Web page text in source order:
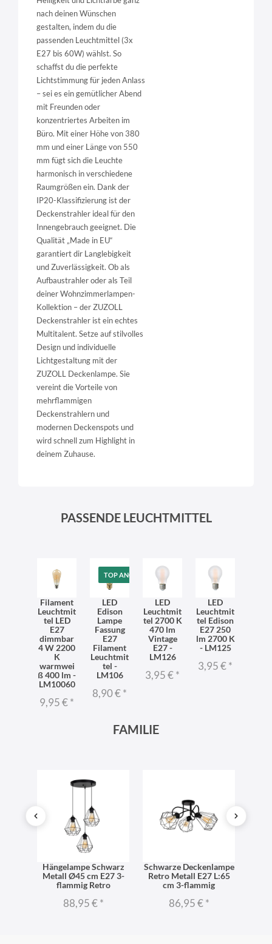
nach deinen Wünschen
gestalten, indem du die
passenden Leuchtmittel (3x
E27 bis 60W) wählst. So
schaffst du die perfekte
Lichtstimmung für jeden Anlass
– sei es ein gemütlicher Abend
mit Freunden oder
konzentriertes Arbeiten im
Büro. Mit einer Höhe von 380
mm und einer Länge von 550
mm fügt sich die Leuchte
harmonisch in verschiedene
Raumgrößen ein. Dank der
IP20-Klassifizierung ist der
Deckenstrahler ideal für den
Innengebrauch geeignet. Die
Qualität „Made in EU“
garantiert dir Langlebigkeit
und Zuverlässigkeit. Ob als
Aufbaustrahler oder als Teil
deiner Wohnzimmerlampen-
Kollektion – der ZUZOLL
Deckenstrahler ist ein echtes
Multitalent. Setze auf stilvolles
Design und individuelle
Lichtgestaltung mit der
ZUZOLL Deckenlampe. Sie
vereint die Vorteile von
mehrflammigen
Deckenstrahlern und
modernen Deckenspots und
wird schnell zum Highlight in
deinem Zuhause.
PASSENDE LEUCHTMITTEL
Filament
Leuchtmit
tel LED
E27
dimmbar
4 W 2200
K
warmwei
ß 400 lm -
LM10060
9,95 €*
TOP ANGEBOT
LED
Edison
Lampe
Fassung
E27
Filament
Leuchtmit
tel -
LM106
8,90 €*
LED
Leuchtmit
tel 2700 K
470 lm
Vintage
E27 -
LM126
3,95 €*
LED
Leuchtmit
tel Edison
E27 250
lm 2700 K
- LM125
3,95 €*
FAMILIE
Hängelampe Schwarz
Metall Ø45 cm E27 3-
flammig Retro
88,95 €*
Schwarze Deckenlampe
Retro Metall E27 L:65
cm 3-flammig
86,95 €*